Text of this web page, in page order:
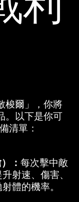
梭爾」，你將
。以下是你可
清單：
： 每次擊中敵
射速、傷害、
體的機率。